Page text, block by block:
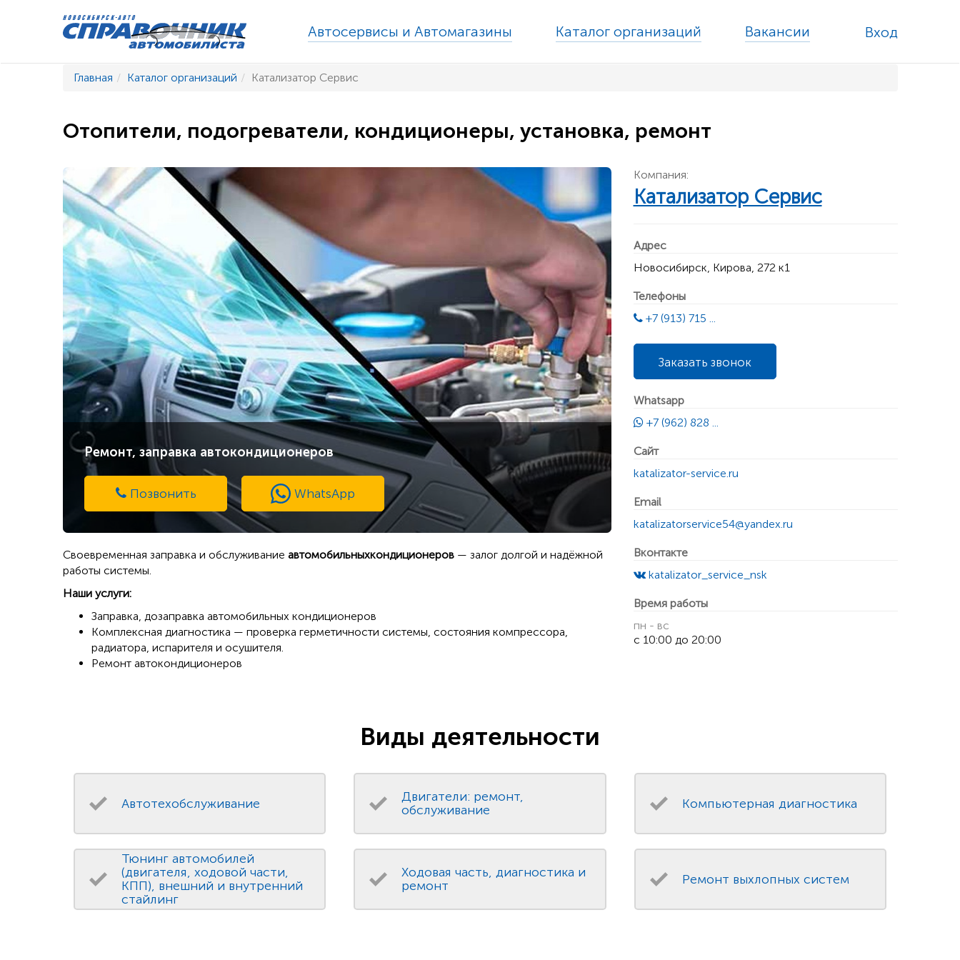
Автосервисы и Автомагазины Каталог организаций Вакансии Вход
Главная Каталог организаций Катализатор Сервис
Отопители, подогреватели, кондиционеры, установка, ремонт
Ремонт, заправка автокондиционеров
Позвонить WhatsApp
Своевременная заправка и обслуживание автомобильныхкондиционеров— залог долгой и надёжной
работы системы.
Наши услуги:
Заправка, дозаправка автомобильных кондиционеров
Комплексная диагностика — проверка герметичности системы, состояния компрессора,
радиатора, испарителя и осушителя.
Ремонт автокондиционеров
Компания:
Катализатор Сервис
Адрес
Новосибирск, Кирова, 272 к1
Телефоны
+7 (913) 715 ...
Заказать звонок
Whatsapp
+7 (962) 828 ...
Сайт
katalizator-service.ru
Email
katalizatorservice54@yandex.ru
Вконтакте
katalizator_service_nsk
Время работы
пн - вс
с 10:00 до 20:00
Виды деятельности
Автотехобслуживание
Двигатели: ремонт,
обслуживание
Компьютерная диагностика
Тюнинг автомобилей
(двигателя, ходовой части,
КПП), внешний и внутренний
стайлинг
Ходовая часть, диагностика и
ремонт
Ремонт выхлопных систем